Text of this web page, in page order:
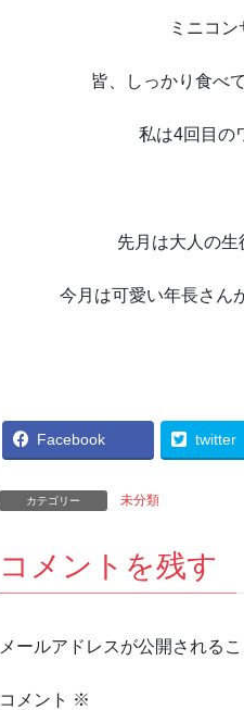
ミニコ
皆、しっかり食べ
私は4回目の
先月は大人の生
今月は可愛い年長さ
Facebook twitter
カテゴリー 未分類
コメントを残す
メールアドレスが公開されるこ
コメント ※